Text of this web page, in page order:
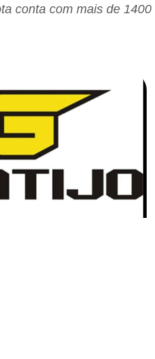
conta com mais de